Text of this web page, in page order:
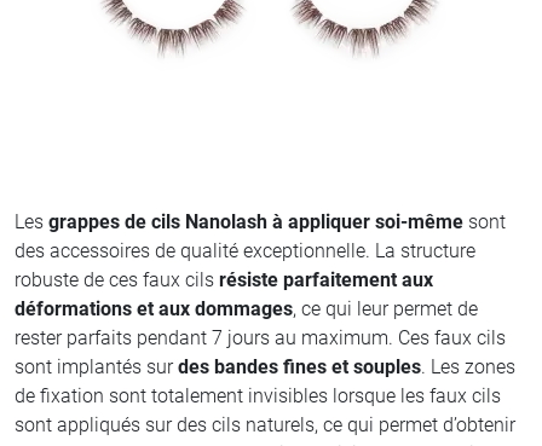
Les grappes de cils Nanolash à appliquer soi-même sont
des accessoires de qualité exceptionnelle. La structure
robuste de ces faux cils résiste parfaitement aux
déformations et aux dommages, ce qui leur permet de
rester parfaits pendant 7 jours au maximum. Ces faux cils
sont implantés surdes bandes fines et souples. Les zones
de fixation sont totalement invisibles lorsque les faux cils
sont appliqués sur des cils naturels, ce qui permet d’obtenir